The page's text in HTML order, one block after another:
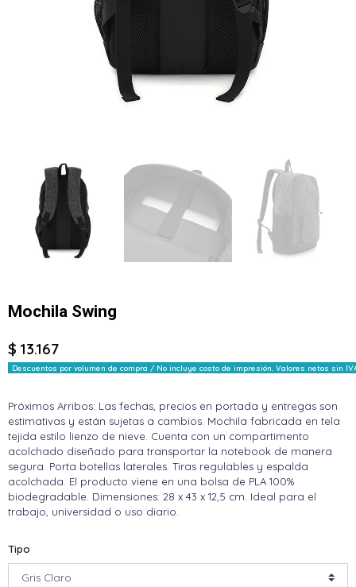
Mochila Swing
$ 13.167
Descuentos por volumen de compra / No incluye costo de impresión. Valores netos sin
Próximos Arribos: Las fechas, precios en portada y entregas son
estimativas y están sujetas a cambios. Mochila fabricada en tela
tejida estilo lienzo de nieve. Cuenta con un compartimento
acolchado diseñado para transportar la notebook de manera
segura. Porta botellas laterales. Tiras regulables y espalda
acolchada. El producto viene en una bolsa de PLA 100%
biodegradable. Dimensiones: 28 x 43 x 12,5 cm. Ideal para el
trabajo, universidad o uso diario.
Tipo